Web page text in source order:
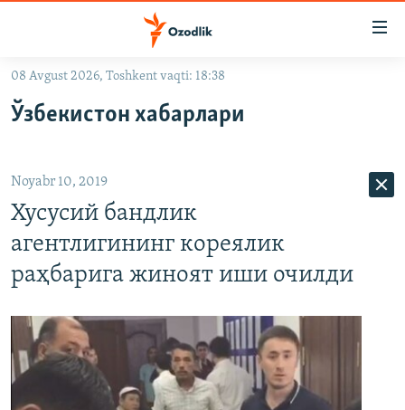
Асосий
Қидиришга
ўтинг
OZODLIK SURISHTIRUVLARI
На русском
Озодлик бошқа тилларда
08 Avgust 2026, Toshkent vaqti: 18:38
Ўзбекистон хабарлари
Noyabr 10, 2019
Хусусий бандлик
агентлигининг кореялик
раҳбарига жиноят иши очилди